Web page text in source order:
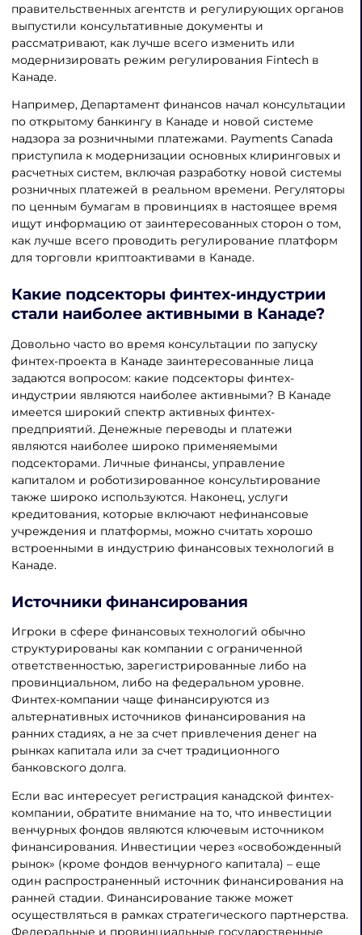
правительственных агентств и регулирующих органов
выпустили консультативные документы и
рассматривают, как лучше всего изменить или
модернизировать режим регулирования Fintech в
Канаде.
Например, Департамент финансов начал консультации
по открытому банкингу в Канаде и новой системе
надзора за розничными платежами. Payments Canada
приступила к модернизации основных клиринговых и
расчетных систем, включая разработку новой системы
розничных платежей в реальном времени. Регуляторы
по ценным бумагам в провинциях в настоящее время
ищут информацию от заинтересованных сторон о том,
как лучше всего проводить регулирование платформ
для торговли криптоактивами в Канаде.
Какие подсекторы финтех-индустрии
стали наиболее активными в Канаде?
Довольно часто во время консультации по запуску
финтех-проекта в Канаде заинтересованные лица
задаются вопросом: какие подсекторы финтех-
индустрии являются наиболее активными? В Канаде
имеется широкий спектр активных финтех-
предприятий. Денежные переводы и платежи
являются наиболее широко применяемыми
подсекторами. Личные финансы, управление
капиталом и роботизированное консультирование
также широко используются. Наконец, услуги
кредитования, которые включают нефинансовые
учреждения и платформы, можно считать хорошо
встроенными в индустрию финансовых технологий в
Канаде.
Источники финансирования
Игроки в сфере финансовых технологий обычно
структурированы как компании с ограниченной
ответственностью, зарегистрированные либо на
провинциальном, либо на федеральном уровне.
Финтех-компании чаще финансируются из
альтернативных источников финансирования на
ранних стадиях, а не за счет привлечения денег на
рынках капитала или за счет традиционного
банковского долга.
Если вас интересует регистрация канадской финтех-
компании, обратите внимание на то, что инвестиции
венчурных фондов являются ключевым источником
финансирования. Инвестиции через «освобожденный
рынок» (кроме фондов венчурного капитала) – еще
один распространенный источник финансирования на
ранней стадии. Финансирование также может
осуществляться в рамках стратегического партнерства.
Федеральные и провинциальные государственные